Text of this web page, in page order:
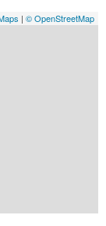
| © OpenStreetMap